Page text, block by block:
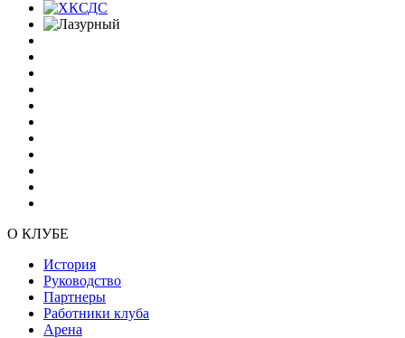
О КЛУБЕ
История
Руководство
Партнеры
Работники клуба
Арена